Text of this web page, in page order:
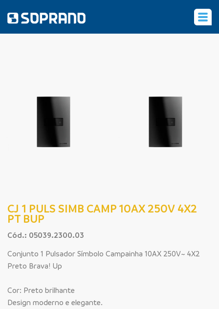
CJ 1 PULS SIMB CAMP 10AX 250V 4X2
PT BUP
Cód.: 05039.2300.03
Conjunto 1 Pulsador Símbolo Campainha 10AX 250V~ 4X2
Preto Brava! Up
Cor: Preto brilhante
Design moderno e elegante.